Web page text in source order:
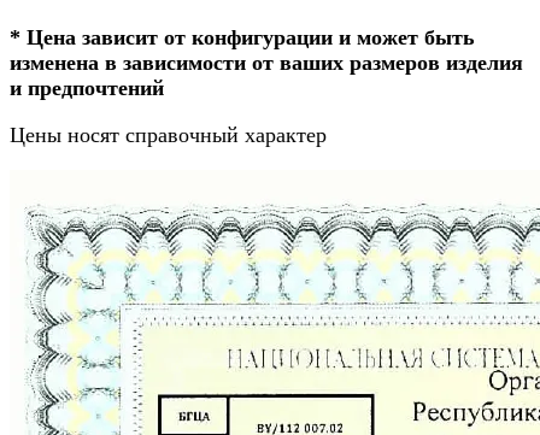
* Цена зависит от конфигурации и может быть
изменена в зависимости от ваших размеров изделия
и предпочтений
Цены носят справочный характер